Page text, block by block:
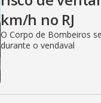
km/h no RJ
O Corpo de Bombeiros
durante o vendaval